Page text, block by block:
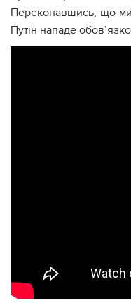
Переконавшись, що ми
Путін нападе